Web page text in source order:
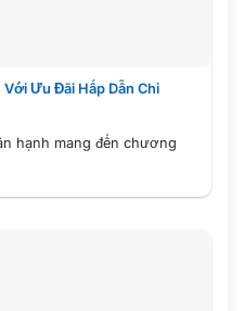
Ưu Đãi Hấp Dẫn Chỉ
hạnh mang đến chương